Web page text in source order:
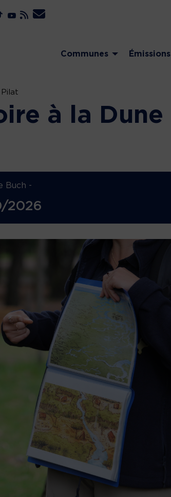
Communes Émissions
à la Dune
Buch -
2026